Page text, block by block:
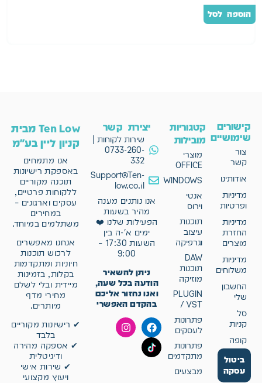
הוספה לסל
קישורים
שימושיים
צור
קשר
אודותינו
מדיניות
ופרטיות
מדיניות
החזרת
מוצרים
מדיניות
משלוחים
החשבון
שלי
סל
קניות
קופה
ביטול
עסקה
קטגוריות
מובילות
מוצרי
OFFICE
WINDOWS
אנטי
וירוס
תוכנות
עיצוב
וגרפיקה
DAW
תוכנות
מוזיקה
PLUGIN
/ VST
פתרונות
לעסקים
פתרונות
מתקדמים
מבצעים
יצירת קשר
שירות לקוחות |
0733-260-
332
Support@Ten-
low.co.il
אנו נותנים מענה
מהיר בשעות
הפעילות שלנו ❤️
ימים א'-ה בין
השעות 17:30 –
9:00
ניתן להשאיר
הודעה בכל שעה,
ואנו נחזור אליכם
בהקדם האפשרי
Ten Low מבית
קניון ליין בע"מ
אנו מתמחים
באספקת רישיונות
תוכנה מקוריים
ללקוחות פרטיים,
עסקים וארגונים –
במחירים
משתלמים במיוחד.
אנחנו מאפשרים
לרכוש תוכנות
חיוניות ומתקדמות
בקלות, בזמינות
מיידית ובלי לשלם
מחירי מדף
מיותרים.
✔ רישיונות מקוריים
בלבד
✔ אספקה מהירה
ודיגיטלית
✔ שירות אישי
ויעוץ מקצועי